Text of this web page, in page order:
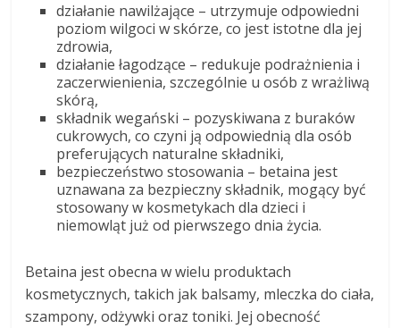
działanie nawilżające – utrzymuje odpowiedni
poziom wilgoci w skórze, co jest istotne dla jej
zdrowia,
działanie łagodzące – redukuje podrażnienia i
zaczerwienienia, szczególnie u osób z wrażliwą
skórą,
składnik wegański – pozyskiwana z buraków
cukrowych, co czyni ją odpowiednią dla osób
preferujących naturalne składniki,
bezpieczeństwo stosowania – betaina jest
uznawana za bezpieczny składnik, mogący być
stosowany w kosmetykach dla dzieci i
niemowląt już od pierwszego dnia życia.
Betaina jest obecna w wielu produktach
kosmetycznych, takich jak balsamy, mleczka do ciała,
szampony, odżywki oraz toniki. Jej obecność